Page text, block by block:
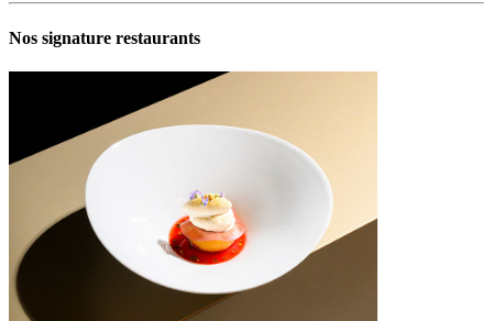
Nos signature restaurants